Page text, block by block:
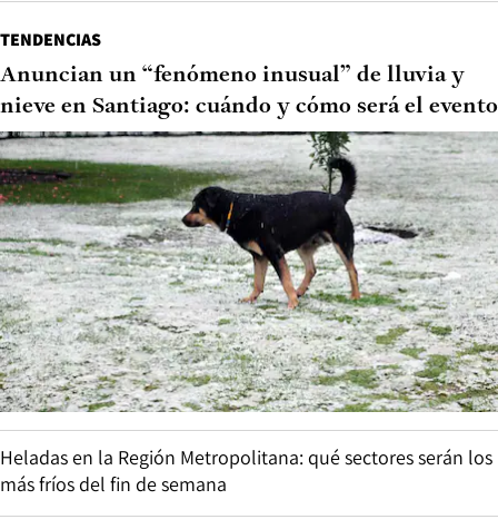
TENDENCIAS
Anuncian un “fenómeno inusual” de lluvia y
nieve en Santiago: cuándo y cómo será el evento
Heladas en la Región Metropolitana: qué sectores serán los
más fríos del fin de semana